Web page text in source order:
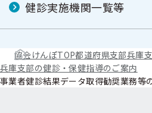
健診実施機関一覧等
協会けんぽTOP都道府県支部兵庫
兵庫支部の健診・保健指導のご案内
事業者健診結果データ取得勧奨業務等